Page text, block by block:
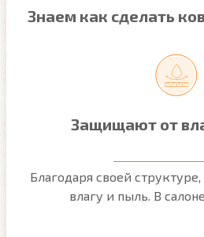
Знаем как сделать
Защищают от
Благодаря своей
влагу и пыль. В